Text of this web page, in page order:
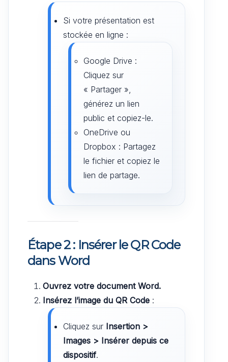
Si votre présentation est
stockée en ligne :
Google Drive :
Cliquez sur
« Partager »,
générez un lien
public et copiez-le.
OneDrive ou
Dropbox : Partagez
le fichier et copiez le
lien de partage.
Étape 2 : Insérer le QR Code
dans Word
Ouvrez votre document Word.
Insérez l’image du QR Code :
Cliquez sur Insertion >
Images > Insérer depuis ce
dispositif.